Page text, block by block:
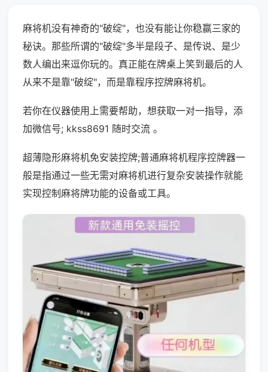
麻将机没有神奇的"破绽"，也没有能让你稳赢三家的
秘诀。那些所谓的"破绽"多半是段子、是传说、是少
数人编出来逗你玩的。真正能在牌桌上笑到最后的人
从来不是靠"破绽"，而是靠程序控牌麻将机。
若你在仪器使用上需要帮助，想获取一对一指导，添
加微信号; kkss8691 随时交流 。
超薄隐形麻将机免安装控牌;普通麻将机程序控牌器一
般是指通过一些无需对麻将机进行复杂安装操作就能
实现控制麻将牌功能的设备或工具。